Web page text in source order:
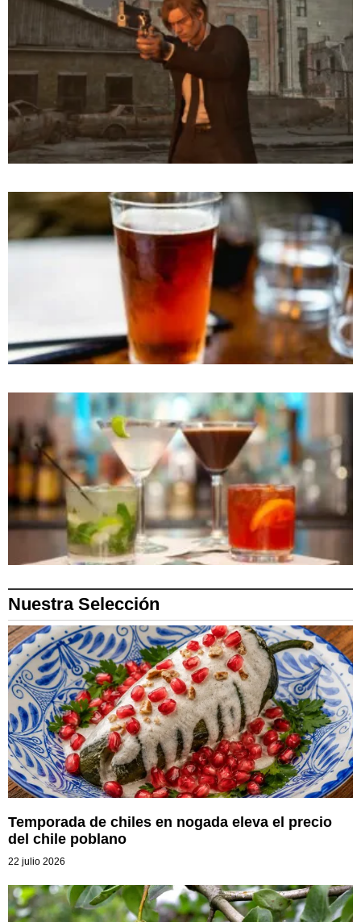
Nuestra Selección
Temporada de chiles en nogada eleva el precio
del chile poblano
22 julio 2026